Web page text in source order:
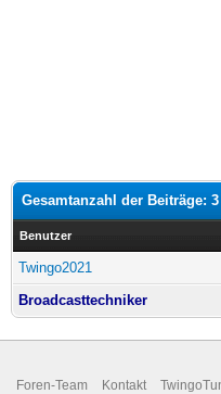
Gesamtanzahl der Beiträge: 3
Benutzer
Twingo2021
Broadcasttechniker
Foren-Team Kontakt